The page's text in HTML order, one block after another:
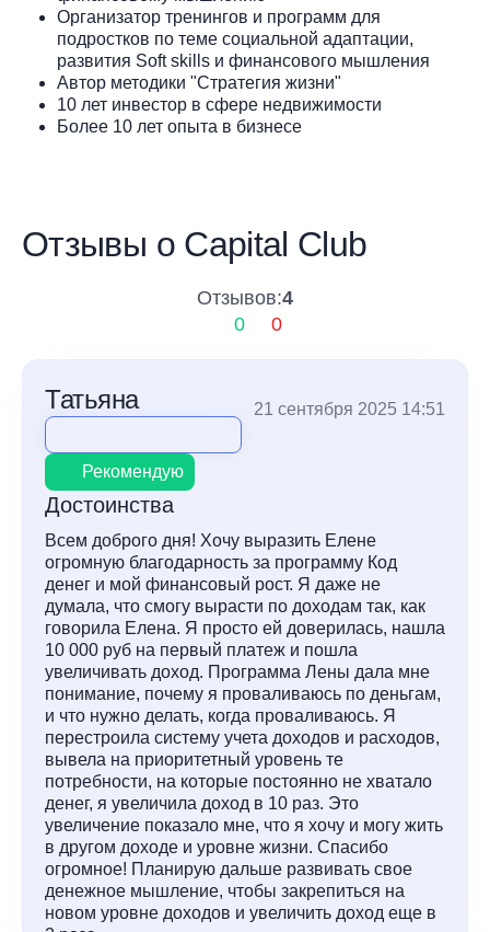
Организатор тренингов и программ для
подростков по теме социальной адаптации,
развития Soft skills и финансового мышления
Автор методики "Стратегия жизни"
10 лет инвестор в сфере недвижимости
Более 10 лет опыта в бизнесе
Отзывы о Capital Club
Отзывов:4
0
0
Татьяна 21 сентября 2025 14:51
Рекомендую
Достоинства
Всем доброго дня! Хочу выразить Елене
огромную благодарность за программу Код
денег и мой финансовый рост. Я даже не
думала, что смогу вырасти по доходам так, как
говорила Елена. Я просто ей доверилась, нашла
10 000 руб на первый платеж и пошла
увеличивать доход. Программа Лены дала мне
понимание, почему я проваливаюсь по деньгам,
и что нужно делать, когда проваливаюсь. Я
перестроила систему учета доходов и расходов,
вывела на приоритетный уровень те
потребности, на которые постоянно не хватало
денег, я увеличила доход в 10 раз. Это
увеличение показало мне, что я хочу и могу жить
в другом доходе и уровне жизни. Спасибо
огромное! Планирую дальше развивать свое
денежное мышление, чтобы закрепиться на
новом уровне доходов и увеличить доход еще в